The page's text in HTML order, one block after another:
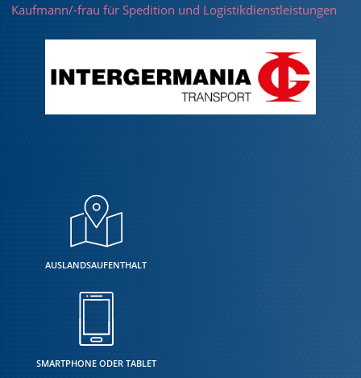
Kaufmann/-frau für Spedition und Logistikdienstleistungen
AUSLANDSAUFENTHALT
SMARTPHONE ODER TABLET